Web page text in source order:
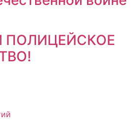
ПОЛИЦЕЙСКОЕ